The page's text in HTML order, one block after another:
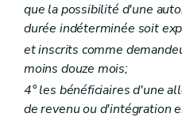
que la possibilité d'une
durée indéterminée soit
et inscrits comme
moins douze mois;
4° les bénéficiaires d'une
de revenu ou d'intégration